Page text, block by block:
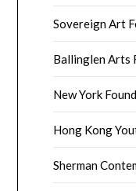
Sovereign Art
Ballinglen Arts
New York
Hong Kong
Sherman